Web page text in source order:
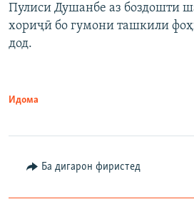
Пулиси Душанбе аз боздошти
хориҷӣ бо гумони ташкили
дод.
Идома
Ба дигарон фиристед